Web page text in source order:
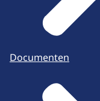
Documenten